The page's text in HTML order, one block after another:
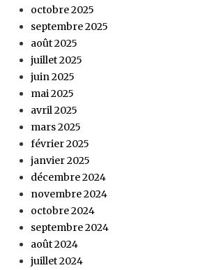
octobre 2025
septembre 2025
août 2025
juillet 2025
juin 2025
mai 2025
avril 2025
mars 2025
février 2025
janvier 2025
décembre 2024
novembre 2024
octobre 2024
septembre 2024
août 2024
juillet 2024